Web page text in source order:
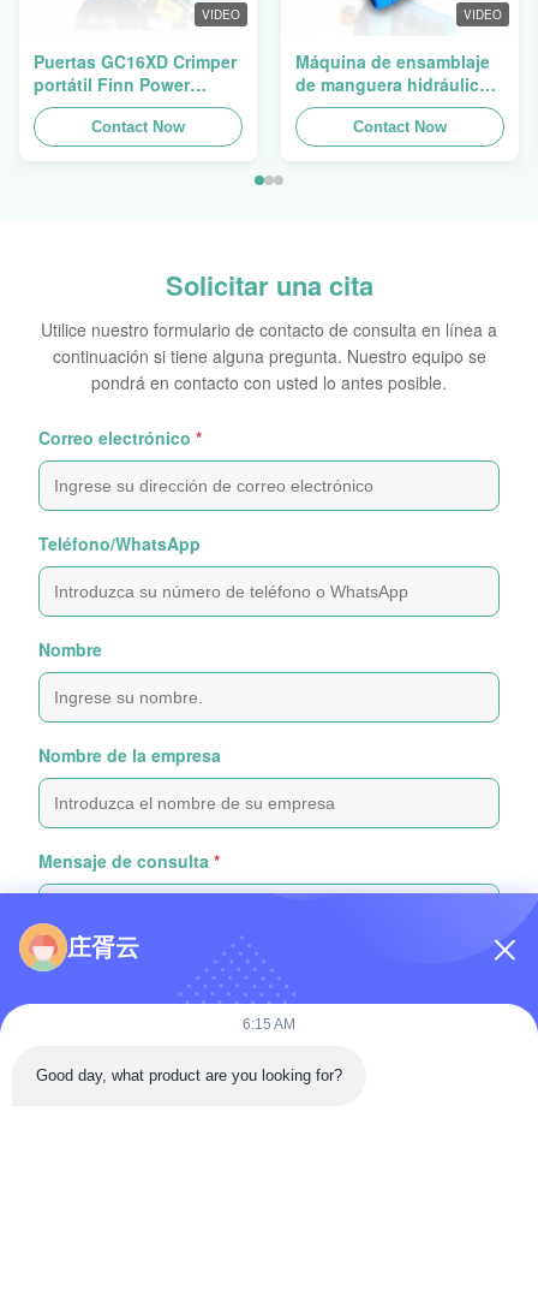
VIDEO
Puertas GC16XD Crimper
portátil Finn Power
P16HP Crimper de cable
hidráulico manual para la
venta
Contact Now
VIDEO
Máquina de ensamblaje
de manguera hidráulica
Máquina de encrucijado
de manguera manguera
prensa Finn Power
Contact Now
Solicitar una cita
Utilice nuestro formulario de contacto de consulta en línea a
continuación si tiene alguna pregunta. Nuestro equipo se
pondrá en contacto con usted lo antes posible.
Correo electrónico *
Teléfono/WhatsApp
Nombre
Nombre de la empresa
Mensaje de consulta *
Adjunte archivos
庄胥云
6:15 AM
Good day, what product are you looking for?